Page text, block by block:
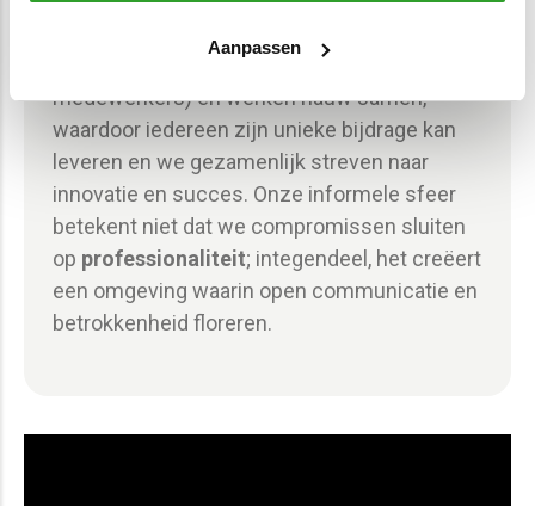
Aanpassen
We zijn een mkb (30+
medewerkers) en werken nauw samen,
waardoor iedereen zijn unieke bijdrage kan
leveren en we gezamenlijk streven naar
innovatie en succes. Onze informele sfeer
betekent niet dat we compromissen sluiten
op professionaliteit; integendeel, het creëert
een omgeving waarin open communicatie en
betrokkenheid floreren.